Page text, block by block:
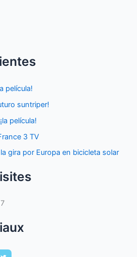
película!
suntriper!
película!
3 TV
gira por Europa en bicicleta solar